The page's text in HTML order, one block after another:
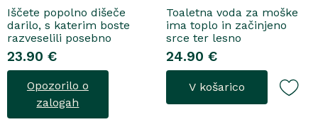
Iščete popolno dišeče
darilo, s katerim boste
razveselili posebno
osebo? Spoznajte naš
darilni set Cherry Blossom
Duo, popolno harmonijo
nežne nege in razkošnega
vonja, ki poskrbi za dobro
počutje vsak dan. Ta
23.90 €
Opozorilo o
zalogah
Toaletna voda za moške
ima toplo in začinjeno
srce ter lesno
osnovo.Topel, začinjen
vonjToaletna voda..
24.90 €
V košarico